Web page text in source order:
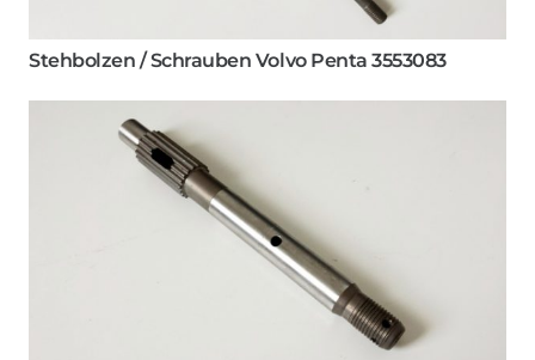
Stehbolzen / Schrauben Volvo Penta 3553083
Widerrufsformular